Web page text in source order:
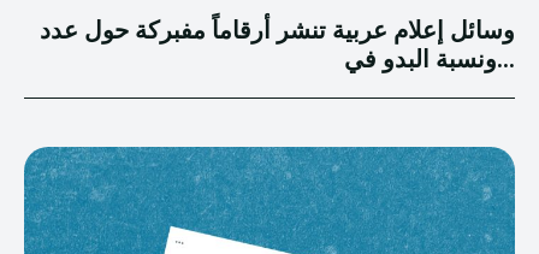
وسائل إعلام عربية تنشر أرقاماً مفبركة حول عدد
ونسبة البدو في...